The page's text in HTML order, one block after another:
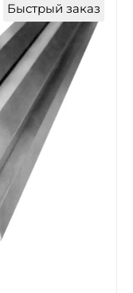
Быстрый заказ